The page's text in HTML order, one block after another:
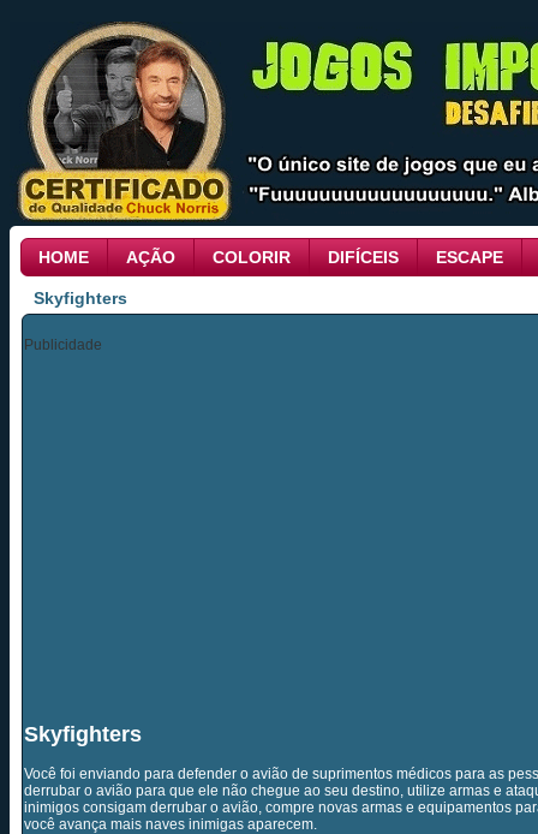
HOME AÇÃO COLORIR DIFÍCEIS ESCAPE
Skyfighters
Publicidade
Skyfighters
Você foi enviando para defender o avião de suprimentos médicos para as
derrubar o avião para que ele não chegue ao seu destino, utilize armas e
inimigos consigam derrubar o avião, compre novas armas e equipamentos
você avança mais naves inimigas aparecem.